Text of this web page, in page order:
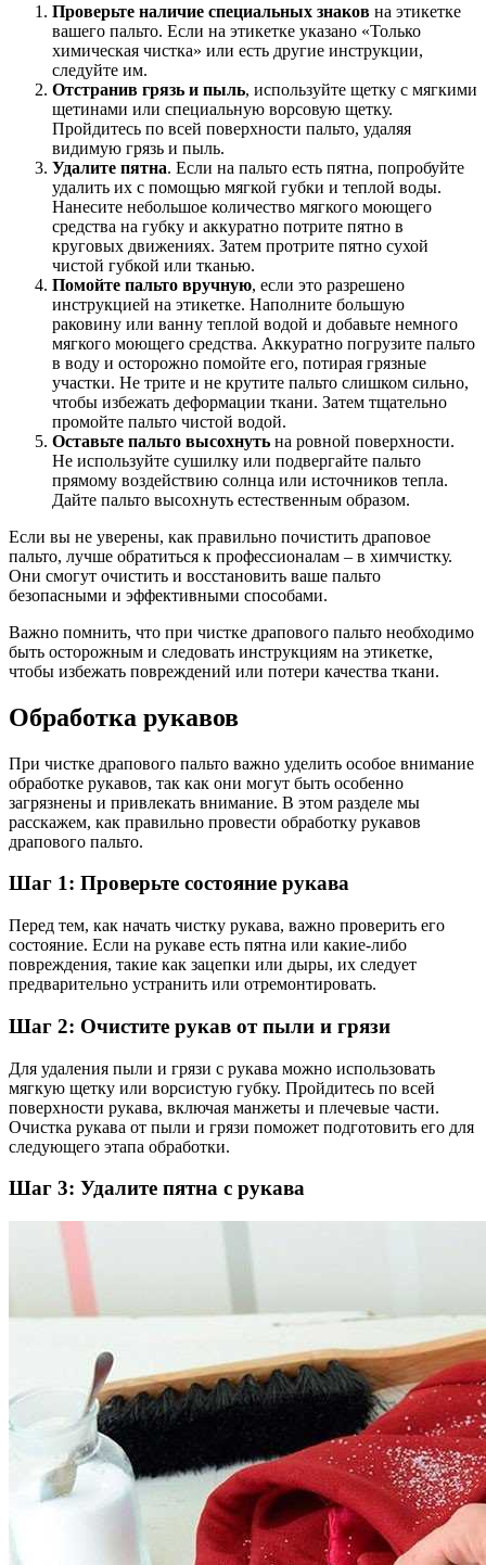
Проверьте наличие специальных знаков на этикетке
вашего пальто. Если на этикетке указано «Только
химическая чистка» или есть другие инструкции,
следуйте им.
Отстранив грязь и пыль, используйте щетку с мягкими
щетинами или специальную ворсовую щетку.
Пройдитесь по всей поверхности пальто, удаляя
видимую грязь и пыль.
Удалите пятна. Если на пальто есть пятна, попробуйте
удалить их с помощью мягкой губки и теплой воды.
Нанесите небольшое количество мягкого моющего
средства на губку и аккуратно потрите пятно в
круговых движениях. Затем протрите пятно сухой
чистой губкой или тканью.
Помойте пальто вручную, если это разрешено
инструкцией на этикетке. Наполните большую
раковину или ванну теплой водой и добавьте немного
мягкого моющего средства. Аккуратно погрузите пальто
в воду и осторожно помойте его, потирая грязные
участки. Не трите и не крутите пальто слишком сильно,
чтобы избежать деформации ткани. Затем тщательно
промойте пальто чистой водой.
Оставьте пальто высохнуть на ровной поверхности.
Не используйте сушилку или подвергайте пальто
прямому воздействию солнца или источников тепла.
Дайте пальто высохнуть естественным образом.
Если вы не уверены, как правильно почистить драповое
пальто, лучше обратиться к профессионалам – в химчистку.
Они смогут очистить и восстановить ваше пальто
безопасными и эффективными способами.
Важно помнить, что при чистке драпового пальто необходимо
быть осторожным и следовать инструкциям на этикетке,
чтобы избежать повреждений или потери качества ткани.
Обработка рукавов
При чистке драпового пальто важно уделить особое внимание
обработке рукавов, так как они могут быть особенно
загрязнены и привлекать внимание. В этом разделе мы
расскажем, как правильно провести обработку рукавов
драпового пальто.
Шаг 1: Проверьте состояние рукава
Перед тем, как начать чистку рукава, важно проверить его
состояние. Если на рукаве есть пятна или какие-либо
повреждения, такие как зацепки или дыры, их следует
предварительно устранить или отремонтировать.
Шаг 2: Очистите рукав от пыли и грязи
Для удаления пыли и грязи с рукава можно использовать
мягкую щетку или ворсистую губку. Пройдитесь по всей
поверхности рукава, включая манжеты и плечевые части.
Очистка рукава от пыли и грязи поможет подготовить его для
следующего этапа обработки.
Шаг 3: Удалите пятна с рукава